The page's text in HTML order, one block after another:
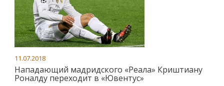
11.07.2018
Нападающий мадридского «Реала» Криштиану
Роналду переходит в «Ювентус»